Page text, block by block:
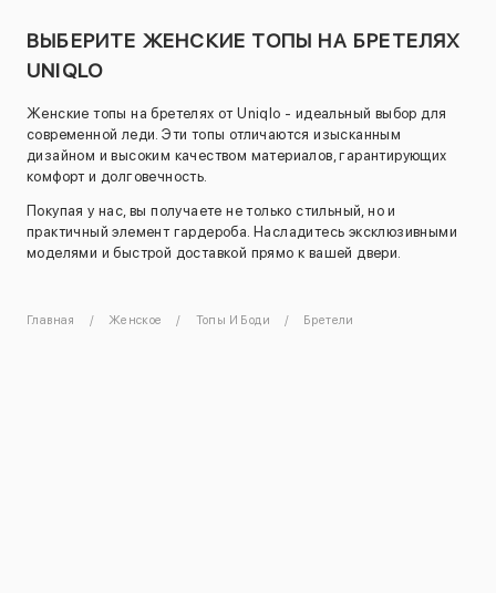
ВЫБЕРИТЕ ЖЕНСКИЕ ТОПЫ НА БРЕТЕЛЯХ
UNIQLO
Женские топы на бретелях от Uniqlo - идеальный выбор для
современной леди. Эти топы отличаются изысканным
дизайном и высоким качеством материалов, гарантирующих
комфорт и долговечность.
Покупая у нас, вы получаете не только стильный, но и
практичный элемент гардероба. Насладитесь эксклюзивными
моделями и быстрой доставкой прямо к вашей двери.
Главная Женское Топы И Боди Бретели